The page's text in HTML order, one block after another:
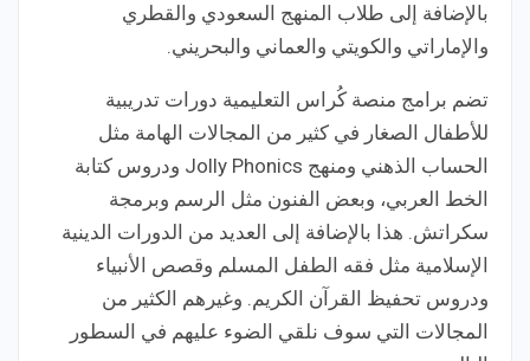
بالإضافة إلى طلاب المنهج السعودي والقطري
والإماراتي والكويتي والعماني والبحريني.
تضم برامج منصة كُراس التعليمية دورات تدريبية
للأطفال الصغار في كثير من المجالات الهامة مثل
الحساب الذهني ومنهج Jolly Phonics ودروس كتابة
الخط العربي، وبعض الفنون مثل الرسم وبرمجة
سكراتش. هذا بالإضافة إلى العديد من الدورات الدينية
الإسلامية مثل فقه الطفل المسلم وقصص الأنبياء
ودروس تحفيظ القرآن الكريم. وغيرهم الكثير من
المجالات التي سوف نلقي الضوء عليهم في السطور